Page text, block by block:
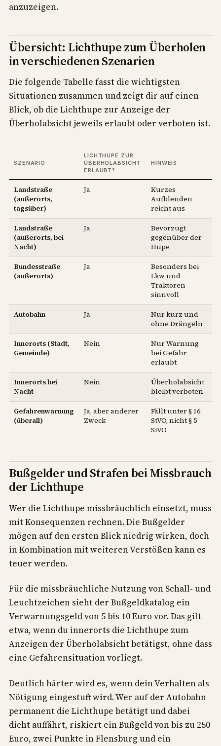
anzuzeigen.
Übersicht: Lichthupe zum Überholen
in verschiedenen Szenarien
Die folgende Tabelle fasst die wichtigsten
Situationen zusammen und zeigt dir auf einen
Blick, ob die Lichthupe zur Anzeige der
Überholabsicht jeweils erlaubt oder verboten ist.
SZENARIO
LICHTHUPE ZUR
ÜBERHOLABSICHT
ERLAUBT?
HINWEIS
Landstraße
(außerorts,
tagsüber)
Ja
Kurzes
Aufblenden
reicht aus
Landstraße
(außerorts, bei
Nacht)
Ja
Bevorzugt
gegenüber der
Hupe
Bundesstraße
(außerorts)
Ja
Besonders bei
Lkw und
Traktoren
sinnvoll
Autobahn
Ja
Nur kurz und
ohne Drängeln
Innerorts (Stadt,
Gemeinde)
Nein
Nur Warnung
bei Gefahr
erlaubt
Innerorts bei
Nacht
Nein
Überholabsicht
bleibt verboten
Gefahrenwarnung
(überall)
Ja, aber anderer
Zweck
Fällt unter § 16
StVO, nicht § 5
StVO
Bußgelder und Strafen bei Missbrauch
der Lichthupe
Wer die Lichthupe missbräuchlich einsetzt, muss
mit Konsequenzen rechnen. Die Bußgelder
mögen auf den ersten Blick niedrig wirken, doch
in Kombination mit weiteren Verstößen kann es
teuer werden.
Für die missbräuchliche Nutzung von Schall- und
Leuchtzeichen sieht der Bußgeldkatalog ein
Verwarnungsgeld von 5 bis 10 Euro vor. Das gilt
etwa, wenn du innerorts die Lichthupe zum
Anzeigen der Überholabsicht betätigst, ohne dass
eine Gefahrensituation vorliegt.
Deutlich härter wird es, wenn dein Verhalten als
Nötigung eingestuft wird. Wer auf der Autobahn
permanent die Lichthupe betätigt und dabei
dicht auffährt, riskiert ein Bußgeld von bis zu 250
Euro, zwei Punkte in Flensburg und ein